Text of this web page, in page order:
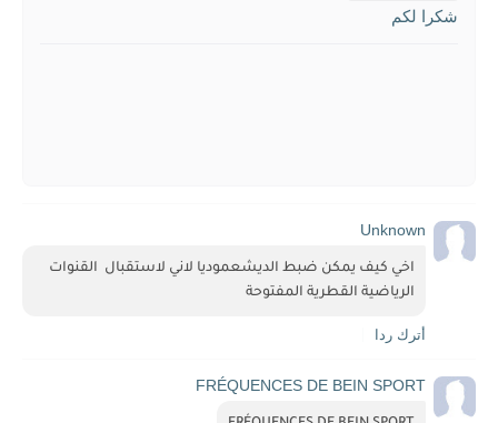
شكرا لكم
Unknown
الرياضية القطرية المفتوحة
أترك ردا
FRÉQUENCES DE BEIN SPORT